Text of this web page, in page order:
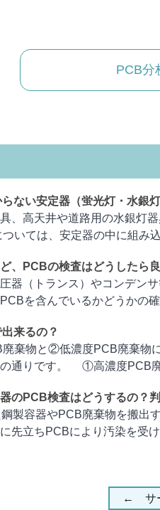
PCB分
ない安定器（蛍光灯・水銀
、高天井や道路用の水銀灯
いては、安定器の中に組み
、PCBの検査はどうしたら
器（トランス）やコンデン
を含んでいるかどうかの
来るの？
棄物と②低濃度PCB廃棄物
通りです。 ①高濃度PCB
のPCB検査はどうするの？
製容器やPCB廃棄物を搬出
先立ちPCBにより汚染を受
← サ